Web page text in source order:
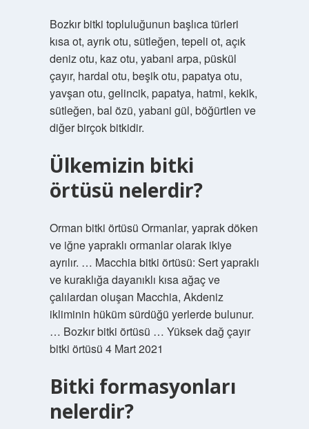
Bozkır bitki topluluğunun başlıca türleri
kısa ot, ayrık otu, sütleğen, tepeli ot, açık
deniz otu, kaz otu, yabani arpa, püskül
çayır, hardal otu, beşik otu, papatya otu,
yavşan otu, gelincik, papatya, hatmi, kekik,
sütleğen, bal özü, yabani gül, böğürtlen ve
diğer birçok bitkidir.
Ülkemizin bitki
örtüsü nelerdir?
Orman bitki örtüsü Ormanlar, yaprak döken
ve iğne yapraklı ormanlar olarak ikiye
ayrılır. … Macchia bitki örtüsü: Sert yapraklı
ve kuraklığa dayanıklı kısa ağaç ve
çalılardan oluşan Macchia, Akdeniz
ikliminin hüküm sürdüğü yerlerde bulunur.
… Bozkır bitki örtüsü … Yüksek dağ çayır
bitki örtüsü 4 Mart 2021
Bitki formasyonları
nelerdir?